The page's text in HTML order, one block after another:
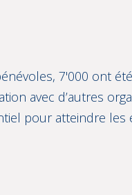
7'000 ont
avec d’autres
pour atteindre les